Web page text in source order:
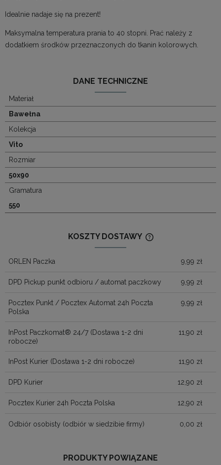
Idealnie nadaje się na prezent!
Maksymalna temperatura prania to 40 stopni. Prać należy z
dodatkiem środków przeznaczonych do tkanin kolorowych.
DANE TECHNICZNE
Materiał
Bawełna
Kolekcja
Vito
Rozmiar
50x90
Gramatura
550
KOSZTY DOSTAWY
ORLEN Paczka 9,99 zł
DPD Pickup punkt odbioru / automat paczkowy 9,99 zł
Pocztex Punkt / Pocztex Automat 24h Poczta
Polska
9,99 zł
InPost Paczkomat® 24/7 (Dostawa 1-2 dni
robocze)
11,90 zł
InPost Kurier (Dostawa 1-2 dni robocze) 11,90 zł
DPD Kurier 12,90 zł
Pocztex Kurier 24h Poczta Polska 12,90 zł
Odbiór osobisty (odbiór w siedzibie firmy) 0,00 zł
PRODUKTY POWIĄZANE